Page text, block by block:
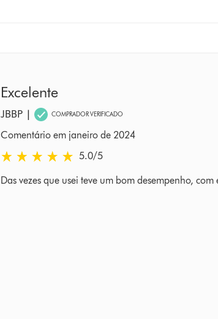
Excelente
JBBP | COMPRADOR VERIFICADO
Comentário em janeiro de 2024
5.0 estrelas de 5 em Comentário em janeiro de 2024
5.0/5
Das vezes que usei teve um bom desempenho,